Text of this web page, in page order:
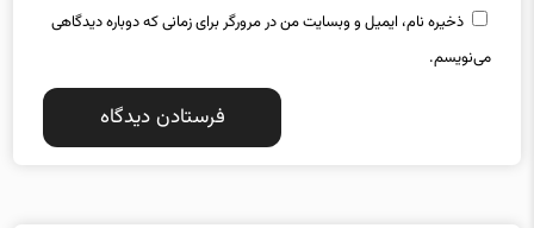
می‌نویسم.